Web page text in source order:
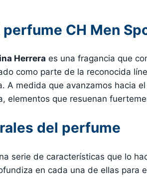
CH Men
Herrera es una fragancia que
como parte de la reconocida
A medida que avanzamos hacia
elementos que resuenan
del perfume
serie de características que lo
en cada una de ellas